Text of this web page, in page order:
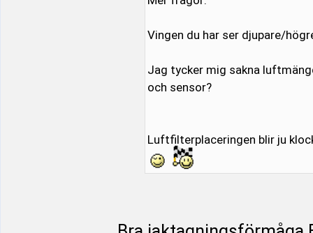
Vingen du har ser djupare/
Jag tycker mig sakna
och sensor?
Luftfilterplaceringen blir ju